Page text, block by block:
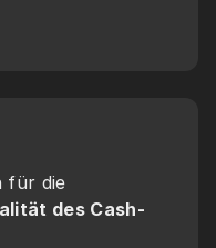
für die
des Cash-